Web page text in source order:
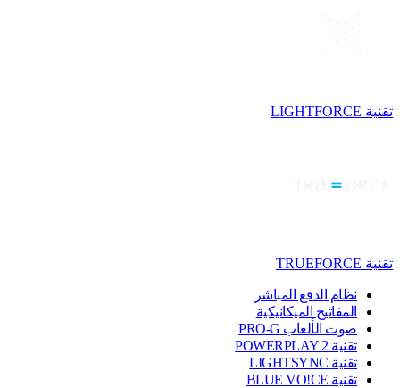
تقنية LIGHTFORCE
تقنية TRUEFORCE
نظام الدفع المباشر
المفاتيح الميكانيكية
صوت الألعاب PRO-G
تقنية ‏POWERPLAY 2
تقنية LIGHTSYNC
تقنية BLUE VO!CE